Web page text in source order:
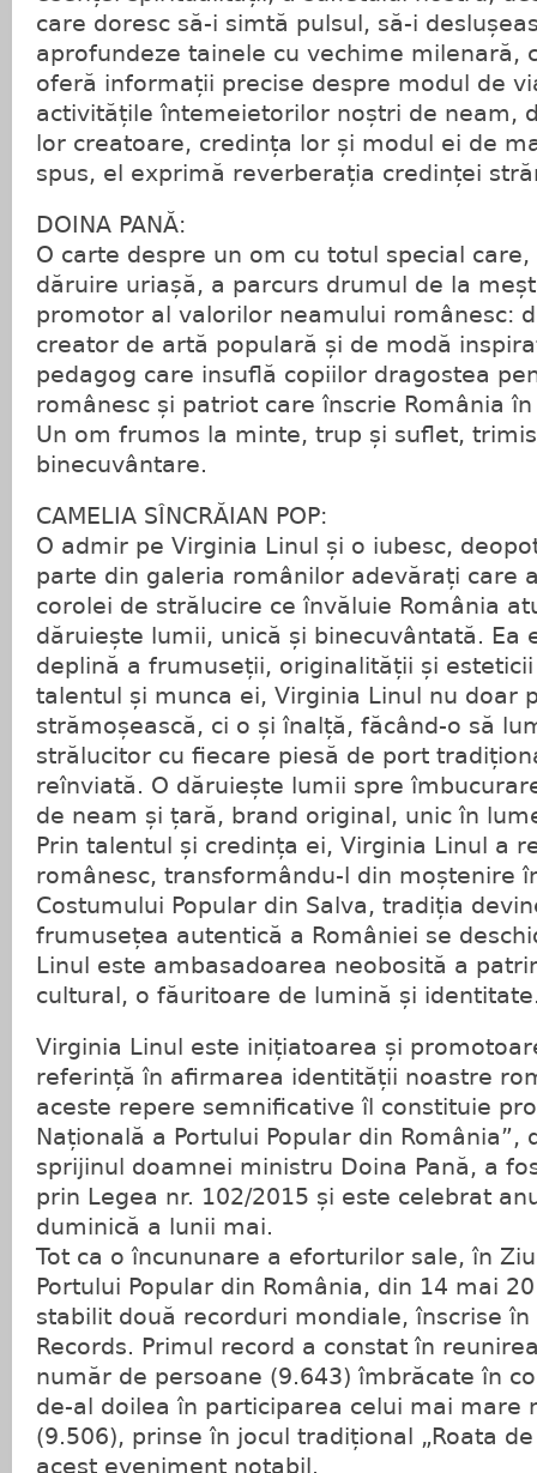
care doresc să-i simtă pulsul, să-i
aprofundeze tainele cu vechime milenară,
oferă informații precise despre modul de
activitățile întemeietorilor noștri de neam,
lor creatoare, credința lor și modul ei de
spus, el exprimă reverberația credinței
DOINA PANĂ:
O carte despre un om cu totul special
dăruire uriașă, a parcurs drumul de la
promotor al valorilor neamului românesc:
creator de artă populară și de modă
pedagog care insuflă copiilor dragostea
românesc și patriot care înscrie România
Un om frumos la minte, trup și suflet,
binecuvântare.
CAMELIA SÎNCRĂIAN POP:
O admir pe Virginia Linul și o iubesc,
parte din galeria românilor adevărați care
corolei de strălucire ce învăluie România
dăruiește lumii, unică și binecuvântată. Ea
deplină a frumuseții, originalității și
talentul și munca ei, Virginia Linul nu doar
strămoșească, ci o și înalță, făcând-o să
strălucitor cu fiecare piesă de port
reînviată. O dăruiește lumii spre
de neam și țară, brand original, unic în
Prin talentul și credința ei, Virginia Linul a
românesc, transformându-l din moștenire
Costumului Popular din Salva, tradiția
frumusețea autentică a României se
Linul este ambasadoarea neobosită a
cultural, o făuritoare de lumină și
Virginia Linul este inițiatoarea și
referință în afirmarea identității noastre
aceste repere semnificative îl constituie
Națională a Portului Popular din România”,
sprijinul doamnei ministru Doina Pană, a
prin Legea nr. 102/2015 și este celebrat
duminică a lunii mai.
Tot ca o încununare a eforturilor sale, în
Portului Popular din România, din 14 mai
stabilit două recorduri mondiale, înscrise în
Records. Primul record a constat în
număr de persoane (9.643) îmbrăcate în
de-al doilea în participarea celui mai mare
(9.506), prinse în jocul tradițional „Roata
acest eveniment notabil.